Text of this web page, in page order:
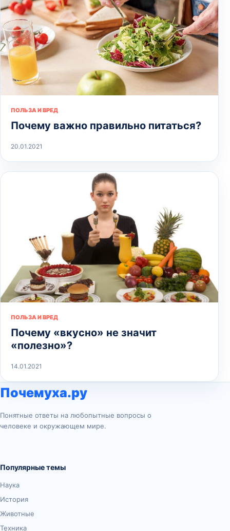
ПОЛЬЗА И ВРЕД
Почему важно правильно питаться?
20.01.2021
ПОЛЬЗА И ВРЕД
Почему «вкусно» не значит
«полезно»?
14.01.2021
Почемуха.ру
Понятные ответы на любопытные вопросы о
человеке и окружающем мире.
Популярные темы
Наука
История
Животные
Техника